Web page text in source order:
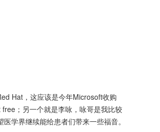
Hat，这应该是今年Microsoft收购
；另一个就是李咏，咏哥是我比较
学界继续能给患者们带来一些福音。